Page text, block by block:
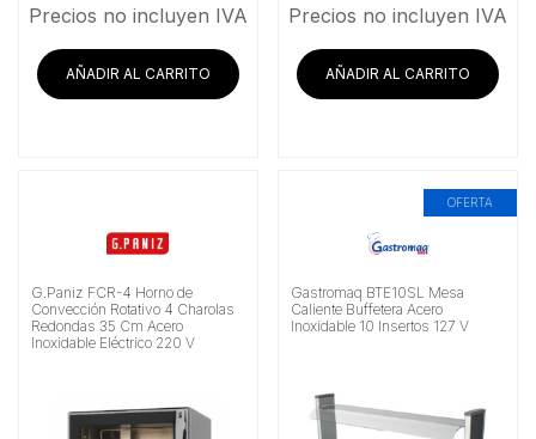
Precios no incluyen IVA
AÑADIR AL CARRITO
Precios no incluyen IVA
AÑADIR AL CARRITO
G.Paniz FCR-4 Horno de
Convección Rotativo 4 Charolas
Redondas 35 Cm Acero
Inoxidable Eléctrico 220 V
OFERTA
Gastromaq BTE10SL Mesa
Caliente Buffetera Acero
Inoxidable 10 Insertos 127 V